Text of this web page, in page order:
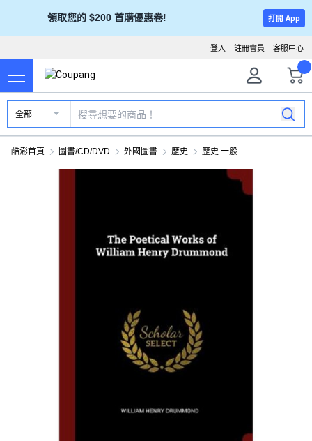
領取您的 $200 首購優惠卷! 打開 App
客服中心
註冊會員
登入
全部
酷澎首頁 圖書/CD/DVD 外國圖書 歷史 歷史 一般